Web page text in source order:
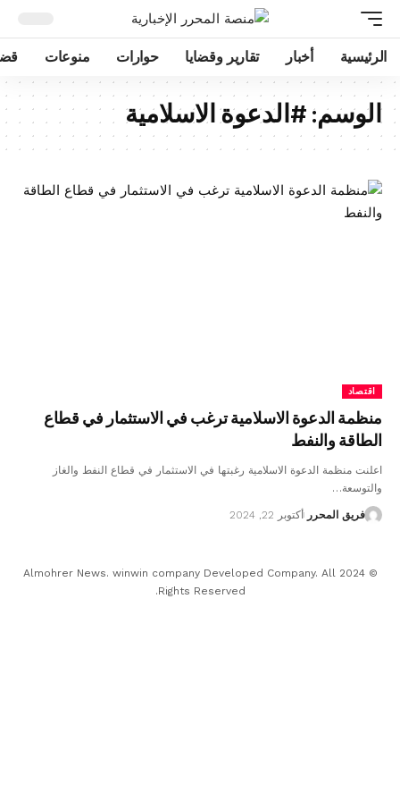
الرئيسية أخبار تقارير وقضايا حوارات منوعات
الوسم: #الدعوة الاسلامية
اقتصاد
منظمة الدعوة الاسلامية ترغب في الاستثمار في قطاع
الطاقة والنفط
اعلنت منظمة الدعوة الاسلامية رغبتها في الاستثمار في قطاع النفط والغاز
والتوسعة…
فريق المحرر أكتوبر 22, 2024
© 2024 Almohrer News. winwin company Developed Company. All
Rights Reserved.